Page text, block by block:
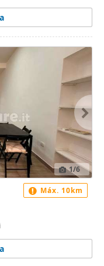
1/6
Máx. 10km